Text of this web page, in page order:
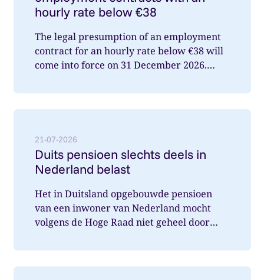
hourly rate below €38
The legal presumption of an employment
contract for an hourly rate below €38 will
come into force on 31 December 2026.
21-07-2026
Duits pensioen slechts deels in
Nederland belast
Het in Duitsland opgebouwde pensioen
van een inwoner van Nederland mocht
volgens de Hoge Raad niet geheel door